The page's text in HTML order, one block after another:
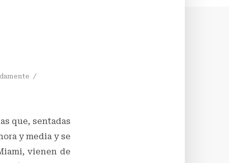
que, sentadas
y media y se
vienen de